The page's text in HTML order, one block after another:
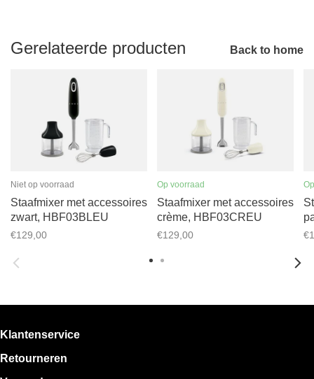
Gerelateerde producten Back to home
Niet op voorraad
Staafmixer met accessoires
zwart, HBF03BLEU
€129,00
Op voorraad
Staafmixer met accessoires
crème, HBF03CREU
€129,00
Klantenservice
Retourneren